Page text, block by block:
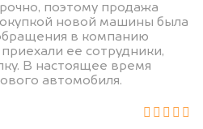
поэтому продажа
новой машины была
в компанию
ее сотрудники,
В настоящее время
автомобиля.